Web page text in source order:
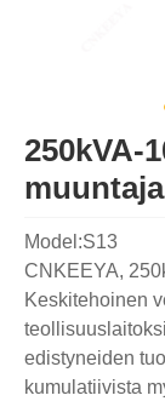
250kVA-
Model:S13
CNKEEYA,
Keskitehoinen
edistyneiden
kumulatiivista